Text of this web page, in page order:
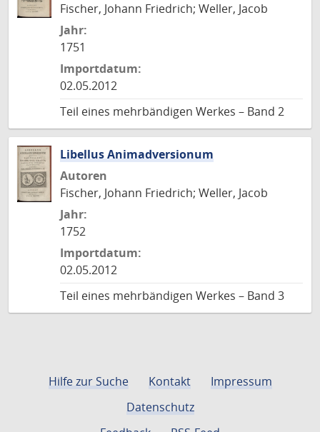
Fischer, Johann Friedrich; Weller, Jacob
Jahr:
1751
Importdatum:
02.05.2012
Teil eines mehrbändigen Werkes – Band 2
Libellus Animadversionum
Autoren
Fischer, Johann Friedrich; Weller, Jacob
Jahr:
1752
Importdatum:
02.05.2012
Teil eines mehrbändigen Werkes – Band 3
Hilfe zur Suche Kontakt
Impressum
Datenschutz